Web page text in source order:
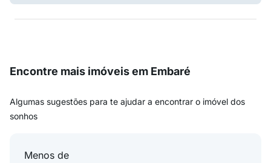
Encontre mais imóveis em Embaré
Algumas sugestões para te ajudar a encontrar o imóvel dos
sonhos
Menos de